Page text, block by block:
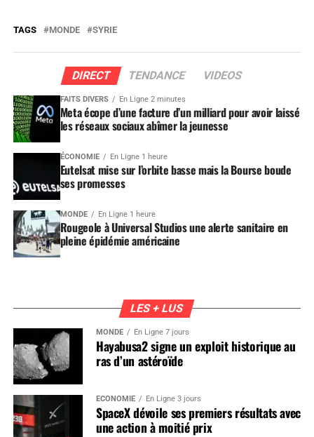
TAGS MONDE SYRIE
DIRECT TENDANCE VIDEOS
FAITS DIVERS En Ligne 2 minutes
Meta écope d’une facture d’un milliard pour avoir laissé
les réseaux sociaux abîmer la jeunesse
ÉCONOMIE En Ligne 1 heure
Eutelsat mise sur l’orbite basse mais la Bourse boude
ses promesses
MONDE En Ligne 1 heure
Rougeole à Universal Studios une alerte sanitaire en
pleine épidémie américaine
LES + LUS
MONDE En Ligne 7 jours
Hayabusa2 signe un exploit historique au
ras d’un astéroïde
ÉCONOMIE En Ligne 3 jours
SpaceX dévoile ses premiers résultats avec
une action à moitié prix